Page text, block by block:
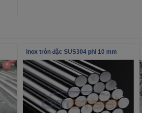
Inox tròn đặc SUS304 phi 10 mm